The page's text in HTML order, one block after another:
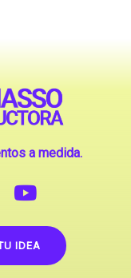
a medida.
IDEA